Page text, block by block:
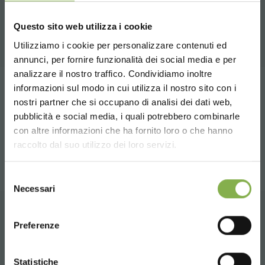
Questo sito web utilizza i cookie
Utilizziamo i cookie per personalizzare contenuti ed
annunci, per fornire funzionalità dei social media e per
analizzare il nostro traffico. Condividiamo inoltre
informazioni sul modo in cui utilizza il nostro sito con i
nostri partner che si occupano di analisi dei dati web,
pubblicità e social media, i quali potrebbero combinarle
con altre informazioni che ha fornito loro o che hanno
raccolto dal suo utilizzo dei loro servizi.
delNecessari
Preferenze
Statistiche
sur orlandelli.it
Tag: tables pour fleurs
partager
Choose the country you are in and your
language for a better browsing experience
TÉLÉCHARGER LA
FICHE TECHNIQUE
Connectez-vous ou
inscrivez-vous pour